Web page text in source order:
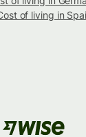
of living in